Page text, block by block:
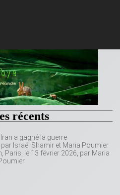
récents
a gagné la guerre
Israël Shamir et Maria Poumier
Paris, le 13 février 2026, par Maria